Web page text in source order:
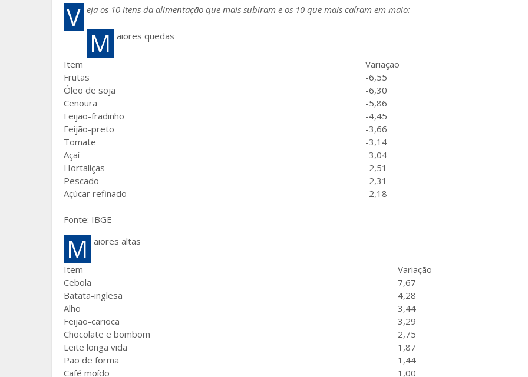
V eja os 10 itens da alimentação que mais subiram e os 10 que mais caíram em maio:
M aiores quedas
Item
Variação
Frutas
-6,55
Óleo de soja
-6,30
Cenoura
-5,86
Feijão-fradinho
-4,45
Feijão-preto
-3,66
Tomate
-3,14
Açaí
-3,04
Hortaliças
-2,51
Pescado
-2,31
Açúcar refinado
-2,18
Fonte: IBGE
M aiores altas
Item
Variação
Cebola
7,67
Batata-inglesa
4,28
Alho
3,44
Feijão-carioca
3,29
Chocolate e bombom
2,75
Leite longa vida
1,87
Pão de forma
1,44
Café moído
1,00